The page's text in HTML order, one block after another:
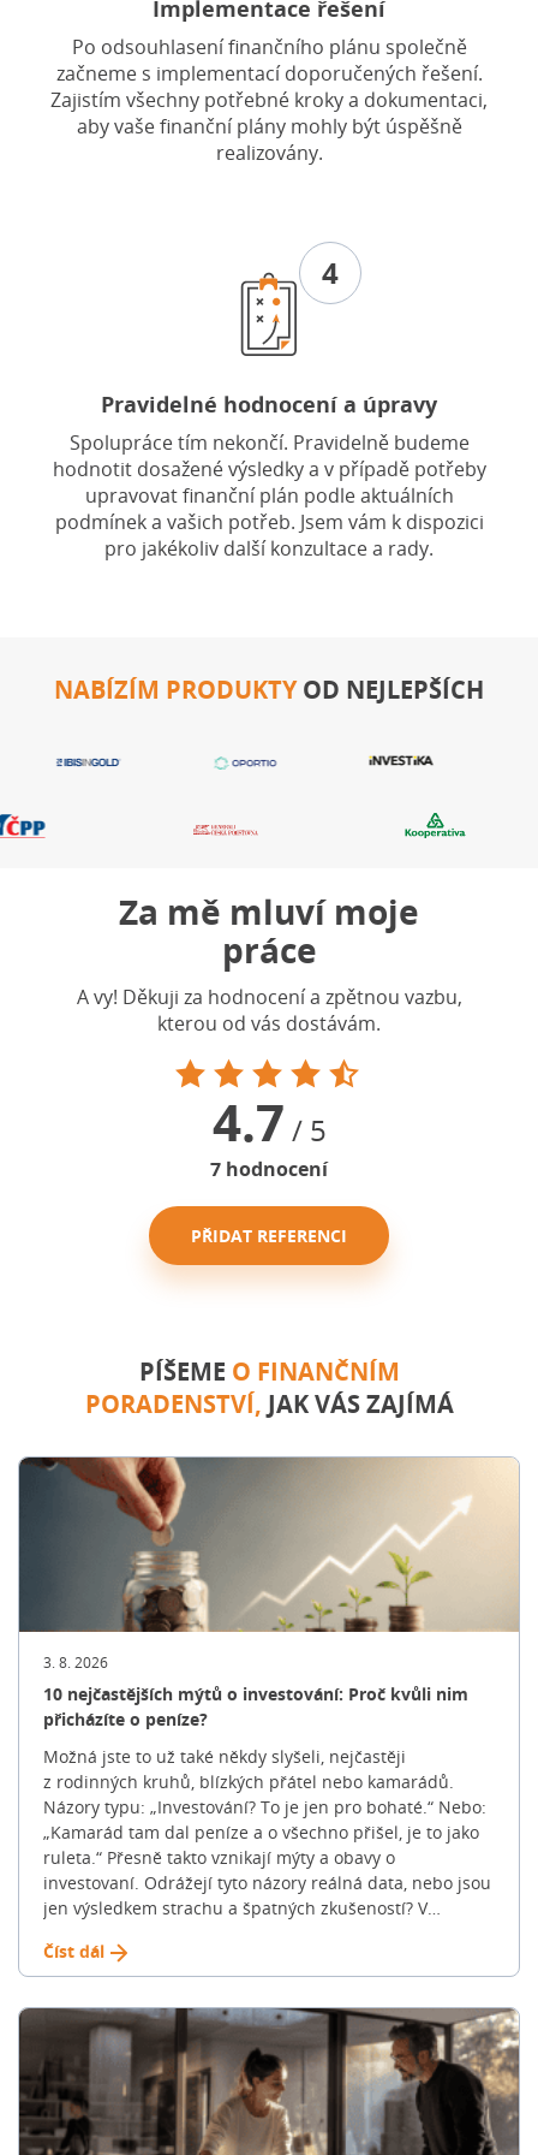
Implementace řešení
Po odsouhlasení finančního plánu společně
začneme s implementací doporučených řešení.
Zajistím všechny potřebné kroky a dokumentaci,
aby vaše finanční plány mohly být úspěšně
realizovány.
4
Pravidelné hodnocení a úpravy
Spolupráce tím nekončí. Pravidelně budeme
hodnotit dosažené výsledky a v případě potřeby
upravovat finanční plán podle aktuálních
podmínek a vašich potřeb. Jsem vám k dispozici
pro jakékoliv další konzultace a rady.
NABÍZÍM PRODUKTYOD NEJLEPŠÍCH
Za mě mluví moje
práce
A vy! Děkuji za hodnocení a zpětnou vazbu,
kterou od vás dostávám.
4.7 / 5
7 hodnocení
PŘIDAT REFERENCI
PÍŠEME O FINANČNÍM
PORADENSTVÍ, JAK VÁS ZAJÍMÁ
3. 8. 2026
10 nejčastějších mýtů o investování: Proč kvůli nim
přicházíte o peníze?
Možná jste to už také někdy slyšeli, nejčastěji
z rodinných kruhů, blízkých přátel nebo kamarádů.
Názory typu: „Investování? To je jen pro bohaté.“ Nebo:
„Kamarád tam dal peníze a o všechno přišel, je to jako
ruleta.“ Přesně takto vznikají mýty a obavy o
investovaní. Odrážejí tyto názory reálná data, nebo jsou
jen výsledkem strachu a špatných zkušeností? V
společně posvítit na 10 nejčastějších mýtů o investování
a ukázat si, jak realita vypadá doopravdy. „Jako
investiční specialista se s těmito tvrzeními potkávám
dnes a denně. Svět financí je bohužel opředen
spoustou mýtů, které v lidech vyvolávají strach. A
výsledek? Peníze nechávají ležet na běžných účtech
nebo spořících, kde je pomalu, ale jistě požírá inflace,“
zmiňuje David Pacoň, specialista na investice a DPS
Číst dál